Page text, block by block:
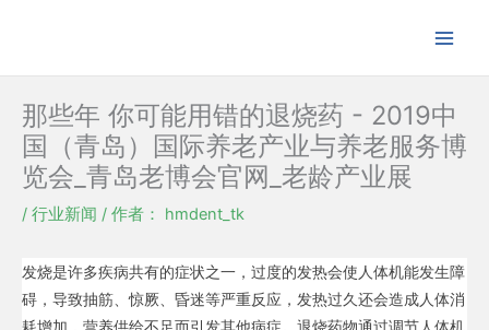
内
那些年 你可能用错的退烧药 - 2019中
国（青岛）国际养老产业与养老服务博
览会_青岛老博会官网_老龄产业展
/ 行业新闻 / 作者： hmdent_tk
发烧是许多疾病共有的症状之一，过度的发热会使人体机能发生障
碍，导致抽筋、惊厥、昏迷等严重反应，发热过久还会造成人体消